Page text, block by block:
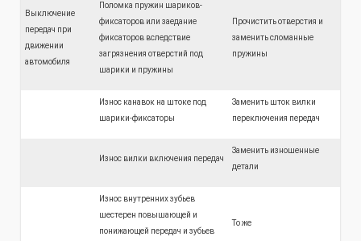
Выключение
передач при
движении
автомобиля
Поломка пружин шариков-
фиксаторов или заедание
фиксаторов вследствие
загрязнения отверстий под
шарики и пружины
Прочистить отверстия и
заменить сломанные
пружины
Износ канавок на штоке под
шарики-фиксаторы
Заменить шток вилки
переключения передач
Износ вилки включения передач
Заменить изношенные
детали
Износ внутренних зубьев
шестерен повышающей и
понижающей передач и зубьев
То же